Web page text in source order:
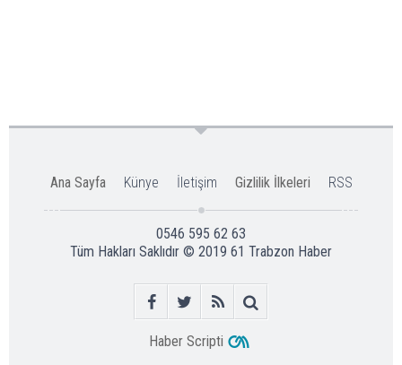
Ana Sayfa Künye İletişim Gizlilik İlkeleri RSS
0546 595 62 63
Tüm Hakları Saklıdır © 2019 61 Trabzon Haber
Haber Scripti